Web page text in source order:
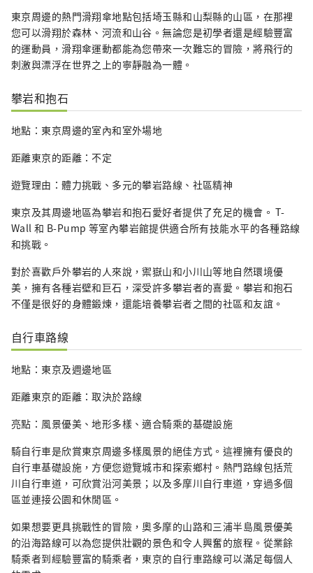
東京周邊的熱門滑翔傘地點包括埼玉縣和山梨縣的山區，在那裡
您可以滑翔於森林、河流和山谷。無論您是初學者還是經驗豐富
的運動員，滑翔傘運動都能為您帶來一次難忘的冒險，將飛行的
刺激與漂浮在世界之上的寧靜融為一體。
攀岩和抱石
地點：東京周邊的室內和室外場地
距離東京的距離：不定
遊覽理由：體力挑戰、多元的攀岩路線、社區精神
東京及其周邊地區為攀岩和抱石愛好者提供了充足的機會。 T-
Wall 和 B-Pump 等室內攀岩館提供適合所有技能水平的各種路線
和挑戰。
對於喜歡戶外攀岩的人來說，禦嶽山和小川山等地自然環境優
美，擁有各種岩壁和巨石，深受許多攀岩者的喜愛。攀岩和抱石
不僅是很好的身體鍛煉，還能培養攀岩者之間的社區和友誼。
自行車路線
地點：東京及週邊地區
距離東京的距離：取決於路線
亮點：風景優美、地形多樣、適合騎乘的基礎設施
騎自行車是欣賞東京周邊多樣風景的絕佳方式。這裡擁有優良的
自行車基礎設施，方便您遊覽城市和探索鄉村。熱門路線包括荒
川自行車道，可欣賞沿河美景；以及多摩川自行車道，穿過多個
區並連接公園和休閒區。
如果想要更具挑戰性的冒險，奧多摩的山路和三浦半島風景優美
的沿海路線可以為您提供壯觀的景色和令人興奮的旅程。從業餘
騎乘者到經驗豐富的騎乘者，東京的自行車路線可以滿足每個人